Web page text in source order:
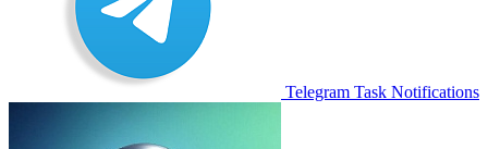
Telegram Task Notifications